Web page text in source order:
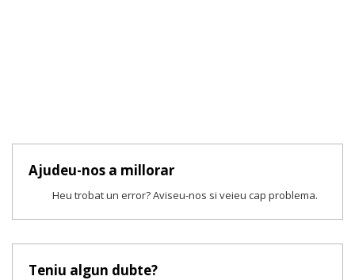
Ajudeu-nos a millorar
Heu trobat un error? Aviseu-nos si veieu cap problema.
Teniu algun dubte?